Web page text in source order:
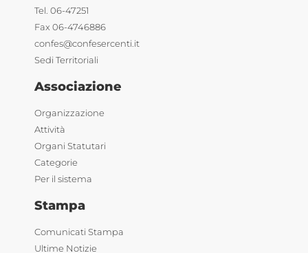
Tel. 06-47251
Fax 06-4746886
confes@confesercenti.it
Sedi Territoriali
Associazione
Organizzazione
Attività
Organi Statutari
Categorie
Per il sistema
Stampa
Comunicati Stampa
Ultime Notizie